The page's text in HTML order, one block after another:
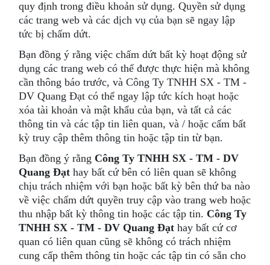
quy định trong điều khoản sử dụng. Quyền sử dụng
các trang web và các dịch vụ của bạn sẽ ngay lập
tức bị chấm dứt.
Bạn đồng ý rằng việc chấm dứt bất kỳ hoạt động sử
dụng các trang web có thể được thực hiện mà không
cần thông báo trước, và Công Ty TNHH SX - TM -
DV Quang Đạt có thể ngay lập tức kích hoạt hoặc
xóa tài khoản và mật khẩu của bạn, và tất cả các
thông tin và các tập tin liên quan, và / hoặc cấm bất
kỳ truy cập thêm thông tin hoặc tập tin từ bạn.
Bạn đồng ý rằng Công Ty TNHH SX - TM - DV
Quang Đạt hay bất cứ bên có liên quan sẽ không
chịu trách nhiệm với bạn hoặc bất kỳ bên thứ ba nào
về việc chấm dứt quyền truy cập vào trang web hoặc
thu nhập bất kỳ thông tin hoặc các tập tin. Công Ty
TNHH SX - TM - DV Quang Đạt hay bất cứ cơ
quan có liên quan cũng sẽ không có trách nhiệm
cung cấp thêm thông tin hoặc các tập tin có sẵn cho